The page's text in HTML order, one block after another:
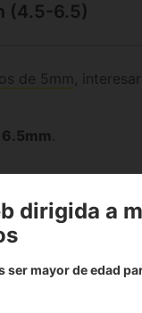
(4.5-6.5)
de 5mm,
.
(4.5-6.5)
dirigida a
ser mayor de edad